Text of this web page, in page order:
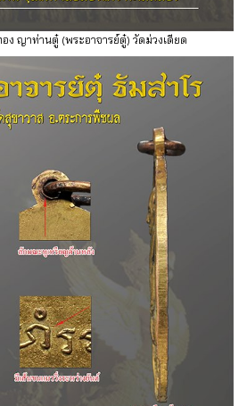
ง ญาท่านตู๋ (พระอาจารย์ตู๋) วัดม่วงเดียด